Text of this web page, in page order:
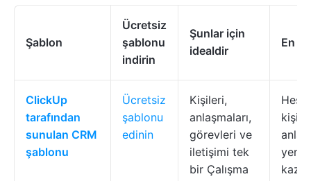
Şablon
Ücretsiz
şablonu
indirin
Şunlar için
idealdir
En
ClickUp
tarafından
sunulan CRM
şablonu
Ücretsiz
şablonu
edinin
Kişileri,
anlaşmaları,
görevleri ve
iletişimi tek
bir Çalışma
yeni